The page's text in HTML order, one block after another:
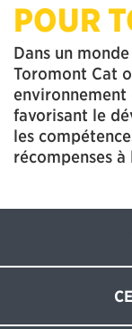
POUR
Dans un
Toromont Cat
favorisant le
les
récompenses à